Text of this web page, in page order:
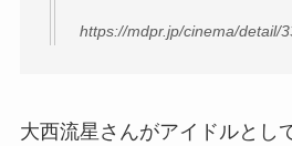
https://mdpr.jp/cinema/detail/
大西流星さんがアイドルとし